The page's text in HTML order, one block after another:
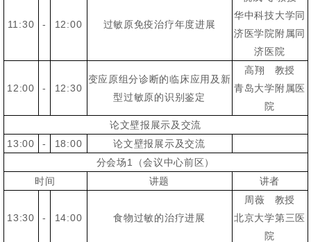
11:30 - 12:00 过敏原免疫治疗年度进展
华中科技大学同
济医学院附属同
济医院
12:00 - 12:30
变应原组分诊断的临床应用及新
型过敏原的识别鉴定
高翔 教授
青岛大学附属医
院
论文壁报展示及交流
13:00
- 18:00
论文壁报展示及交流
分会场1（会议中心前区）
时间
讲题 讲者
13:30 - 14:00 食物过敏的治疗进展
周薇 教授
北京大学第三医
院